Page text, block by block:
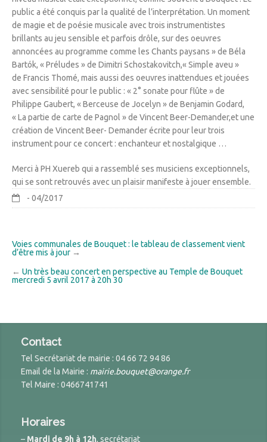
public a été conquis par la qualité de l’interprétation. Un moment
de magie et de poésie musicale avec trois instrumentistes
brillants au jeu sensible et parfois drôle, sur des oeuvres
annoncées au programme comme les Chants paysans » de Béla
Bartók, « Préludes » de Dimitri Schostakovitch,« Simple aveu »
de Francis Thomé, mais aussi des oeuvres inattendues et jouées
avec sensibilité pour le public : « 2° sonate pour flûte » de
Philippe Gaubert, « Berceuse de Jocelyn » de Benjamin Godard,
« La partie de carte de Pagnol » de Vincent Beer-Demander,et une
création de Vincent Beer- Demanderécrite pour leur trois
instrument pour ce concert : enchanteur et nostalgique …
Merci à PH Xuereb qui a rassemblé ses musiciens exceptionnels,
qui se sont retrouvés avec un plaisir manifeste à jouer ensemble.
- 04/2017
Voies communales de Bouquet : le tableau de classement vient
d’être mis à jour →
← Un très beau concert en perspective au Temple de Bouquet
mercredi 5 avril 2017 à 20h 30
Contact
Tel Secrétariat de mairie : 04 66 72 94 86
Email de la Mairie : mairie.bouquet@orange.fr
Tel Maire : 0466741741
Horaires
– Mardi de 9h à 12h, secrétariat